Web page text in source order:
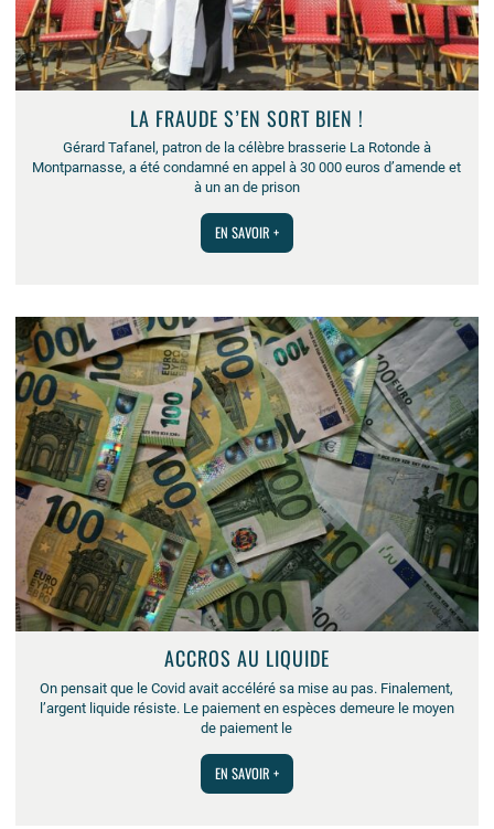
LA FRAUDE S’EN SORT BIEN !
Gérard Tafanel, patron de la célèbre brasserie La Rotonde à
Montparnasse, a été condamné en appel à 30 000 euros d’amende et
à un an de prison
EN SAVOIR +
ACCROS AU LIQUIDE
On pensait que le Covid avait accéléré sa mise au pas. Finalement,
l’argent liquide résiste. Le paiement en espèces demeure le moyen
de paiement le
EN SAVOIR +